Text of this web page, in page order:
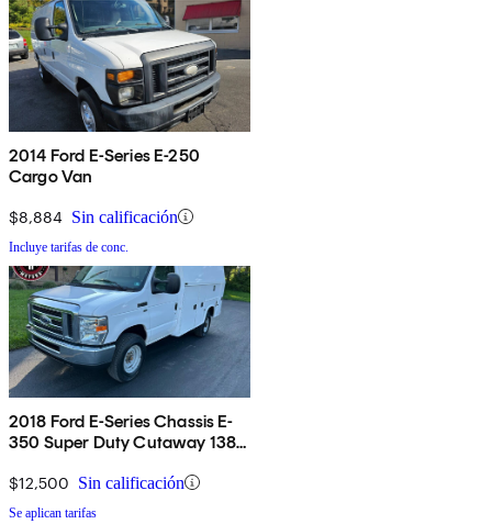
2014 Ford E-Series E-250
Cargo Van
$8,884 Sin calificación
Incluye tarifas de conc.
2018 Ford E-Series Chassis E-
350 Super Duty Cutaway 138
$12,500 Sin calificación
Se aplican tarifas